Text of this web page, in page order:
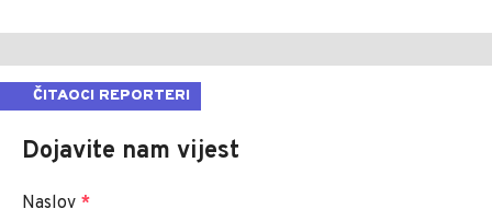
ČITAOCI REPORTERI
Dojavite nam vijest
Naslov *